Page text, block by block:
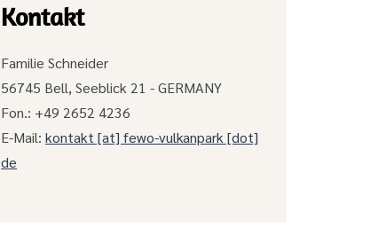
Kontakt
Familie Schneider
56745 Bell, Seeblick 21 - GERMANY
Fon.: +49 2652 4236
E-Mail:kontakt [at] fewo-vulkanpark [dot]
de